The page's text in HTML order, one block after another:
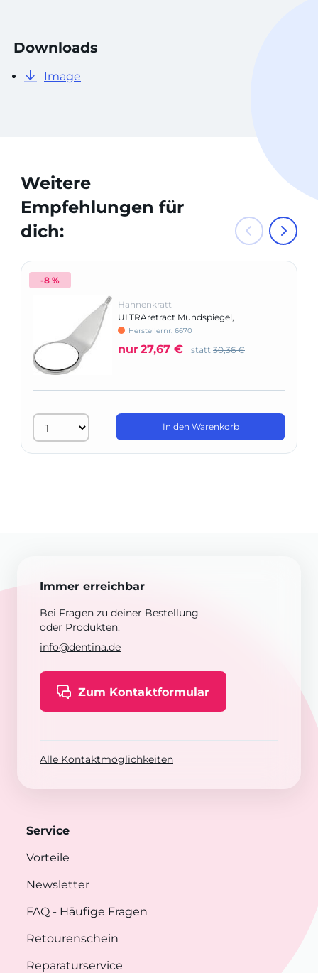
Downloads
Image
Weitere
Empfehlungen für
dich:
-8 %
Hahnenkratt
ULTRAretract Mundspiegel,
geschlossene Form
Herstellernr: 6670
nur27,67 € statt 30,36 €
In den Warenkorb
Immer erreichbar
Bei Fragen zu deiner Bestellung
oder Produkten:
info@dentina.de
Zum Kontaktformular
Alle Kontaktmöglichkeiten
Service
Vorteile
Newsletter
FAQ - Häufige Fragen
Retourenschein
Reparaturservice